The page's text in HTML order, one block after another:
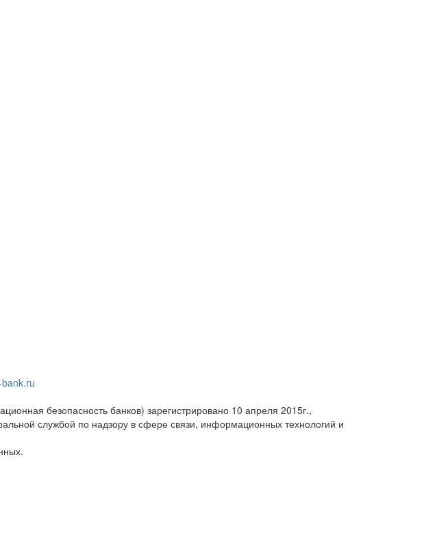
безопасность банков) зарегистрировано 10 апреля 2015г.,
службой по надзору в сфере связи, информационных технологий и